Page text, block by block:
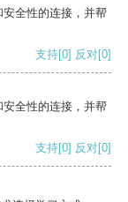
全性的连接，并帮
支持[0] 反对[0]
全性的连接，并帮
支持[0] 反对[0]